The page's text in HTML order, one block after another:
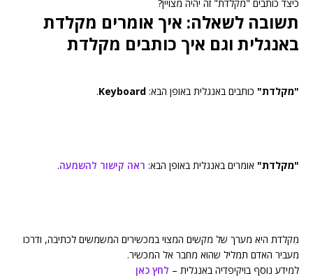
כיצד כותבים "מקלדת" זה יהיה מצויין?
תשובה לשאלה: איך אומרים מקלדת
באנגלית וגם איך כותבים מקלדת
"מקלדת" כותבים באנגלית באופן הבא: Keyboard
.
"מקלדת" אומרים באנגלית באופן הבא: ראה קישור להשמעה.
מִקלדת היא מערך של מקשים המצוי במכשירים המשמשים לכתיבה, ודרכו
מעביר האדם תמליל שהוא מחבר אל המכשיר.
למידע נוסף בויקיפדיה באנגלית – לחץ כאן